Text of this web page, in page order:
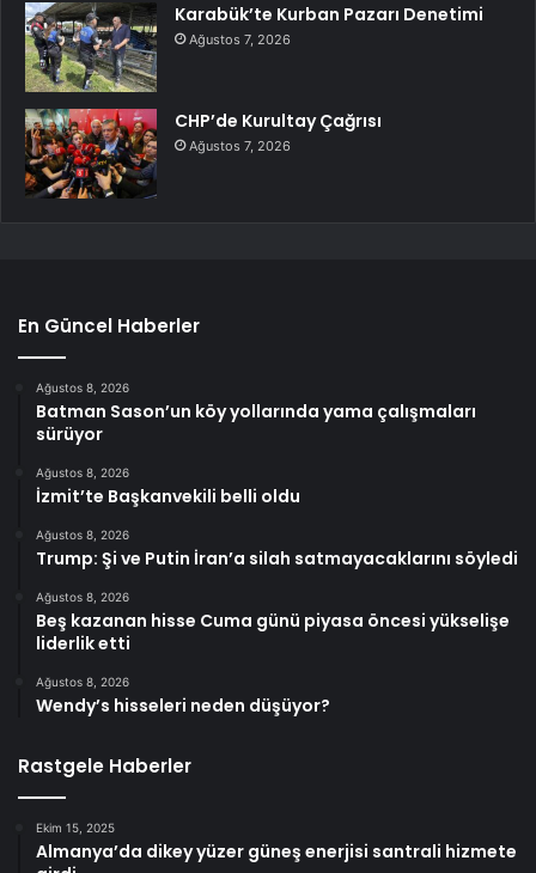
Karabük’te Kurban Pazarı Denetimi
Ağustos 7, 2026
CHP’de Kurultay Çağrısı
Ağustos 7, 2026
En Güncel Haberler
Ağustos 8, 2026
Batman Sason’un köy yollarında yama çalışmaları
sürüyor
Ağustos 8, 2026
İzmit’te Başkanvekili belli oldu
Ağustos 8, 2026
Trump: Şi ve Putin İran’a silah satmayacaklarını söyledi
Ağustos 8, 2026
Beş kazanan hisse Cuma günü piyasa öncesi yükselişe
liderlik etti
Ağustos 8, 2026
Wendy’s hisseleri neden düşüyor?
Rastgele Haberler
Ekim 15, 2025
Almanya’da dikey yüzer güneş enerjisi santrali hizmete